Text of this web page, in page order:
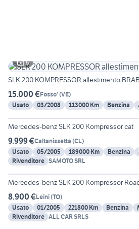
6
SLK 200 KOMPRESSOR allestimento
15.000 €Fosso' (VE)
Usato
03/2008 113000 Km Benzina
11
Mercedes-benz SLK 200 Kompressor cat
9.999 €Caltanissetta (CL)
Usato
05/2005 189000 Km Benzina
Rivenditore SAMOTO SRL
22
Mercedes-benz SLK 200 Kompressor
8.900 €Leini(TO)
Usato
01/2005 221800 Km Benzina
Rivenditore ALL CAR SRLS